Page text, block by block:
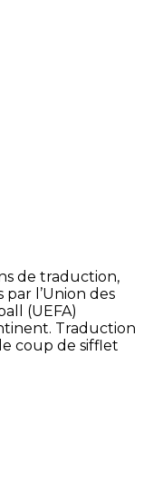
de traduction,
l’Union des
(UEFA)
Traduction
coup de sifflet